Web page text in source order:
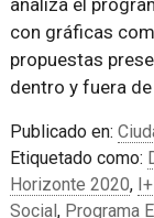
con gráficas
propuestas
dentro y fuera de
Publicado en:
Etiquetado como:
Horizonte 2020,
Social, Programa